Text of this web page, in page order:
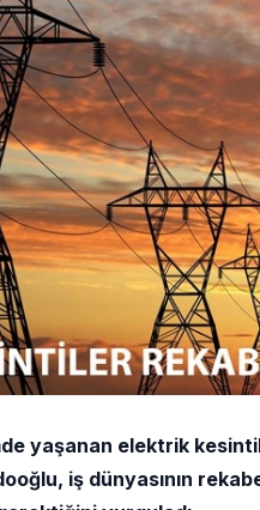
yaşanan elektrik
iş dünyasının